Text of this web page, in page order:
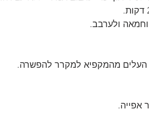
ולערבב.
העלים מהמקפיא למקרר להפשרה.
אפייה.